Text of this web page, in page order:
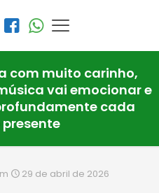
com muito carinho,
vai emocionar e
cada
29 de abril de 2026